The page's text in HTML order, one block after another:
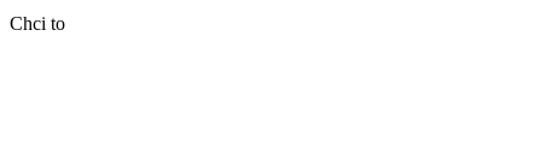
Chci to